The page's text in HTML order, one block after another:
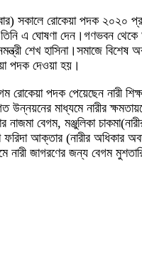
সকালে রোকেয়া পদক ২০২০
এ ঘোষণা দেন।গণভবন থেকে
শেখ হাসিনা।সমাজে বিশেষ
পদক দেওয়া হয়।
রোকেয়া পদক পেয়েছেন নারী
মাধ্যমে নারীর
নাজমা বেগম, মঞ্জুলিকা
ফরিদা আক্তার (নারীর অধিকার
নারী জাগরণের জন্য বেগম